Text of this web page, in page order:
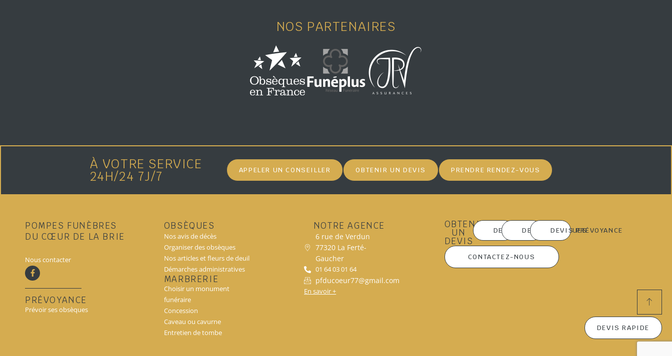
NOS PARTENAIRES
À VOTRE SERVICE
24H/24 7J/7 APPELER UN CONSEILLER OBTENIR UN DEVIS PRENDRE RENDEZ-VOUS
POMPES FUNÈBRES
DU CŒUR DE LA BRIE
Nous contacter
PRÉVOYANCE
Prévoir ses obsèques
OBSÈQUES
Nos avis de décès
Organiser des obsèques
Nos articles et fleurs de deuil
Démarches administratives
MARBRERIE
Choisir un monument
funéraire
Concession
Caveau ou cavurne
Entretien de tombe
NOTRE AGENCE
6 rue de Verdun
77320 La Ferté-
Gaucher
01 64 03 01 64
pfducoeur77@gmail.com
En savoir +
OBTENIR
UN
DEVIS
DEVIS MARBRERIE
DEVIS OBSÈQUES
DEVIS PRÉVOYANCE
DEVIS RAPIDE
CONTACTEZ-NOUS